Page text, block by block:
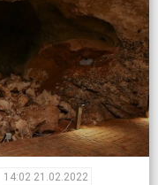
14:02 21.02.2022